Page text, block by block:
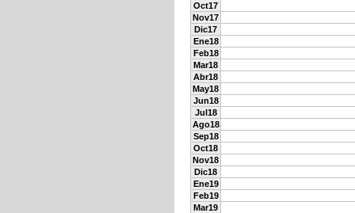
Oct17
Nov17
Dic17
Ene18
Feb18
Mar18
Abr18
May18
Jun18
Jul18
Ago18
Sep18
Oct18
Nov18
Dic18
Ene19
Feb19
Mar19